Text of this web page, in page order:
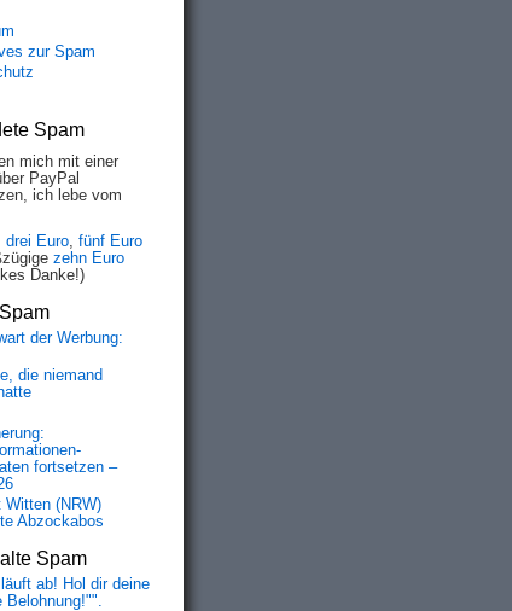
zur Spam
Spam
mich mit einer
PayPal
ich lebe vom
drei Euro, fünf Euro
zehn Euro
Danke!)
der Werbung:
die niemand
fortsetzen –
Witten (NRW)
Abzockabos
Spam
ab! Hol dir deine
Belohnung!"".